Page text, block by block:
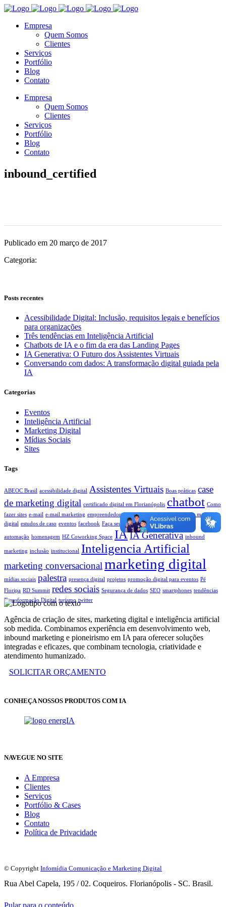
Empresa
Quem Somos
Clientes
Serviços
Portfólio
Blog
Contato
Empresa
Quem Somos
Clientes
Serviços
Portfólio
Blog
Contato
inbound_certified
Publicado em 20 março de 2017
Categoria:
Posts recentes
Acessibilidade Digital: Inclusão, requisitos legais e benefícios
para organizações
Três tendências em Inteligência Artificial
Chatbots de IA e o fim da era das Landing Pages
IA Generativa: O Futuro dos Assistentes Virtuais
Conversando com dados: A transformação digital guiada pela
IA
Categorias
Eventos
Inteligência Artificial
Marketing Digital
Mídias Sociais
Sites
Tags
ABEOC Brasil acessibilidade digital Assistentes Virtuais Boas práticas case
de marketing digital certificado digital em Florianópolis chatbot Como
fazer sites e-mail e-mail marketing empreendedores EsferaMix
estratégia de marketing
digital estudos de caso eventos facebook Faça seu site Filmes Que Voam
automação homenagem HZ Coworking Space IAIA Generativa inbound
marketing inclusão institucional Inteligencia Artificial
marketing conversacional marketing digital
mídias sociais palestra presença digital projetos promoção digital para eventos Pé
Floripa RD Summit redes sociais Segurança de dados SEO smartphones tendências
Transformação Digital turismo twitter
Agência de criação de sites, marketing digital e inteligência artificial
sob medida. Combinamos experiência em desenvolvimento web,
inbound marketing e pioneirismo em IA para oferecer soluções
integradas e eficazes, que combinam tecnologia, criatividade e
atendimento humanizado.
SOLICITAR ORÇAMENTO
CONHEÇA NOSSOS PRODUTOS COM IA
NAVEGUE NO SITE
A Empresa
Clientes
Serviços
Portfólio & Cases
Blog
Contato
Política de Privacidade
© Copyright Infomídia Comunicação e Marketing Digital
Rua Abel Capela, 195 / 02. Coqueiros. Florianópolis - SC. Brasil.
Pular para o conteúdo